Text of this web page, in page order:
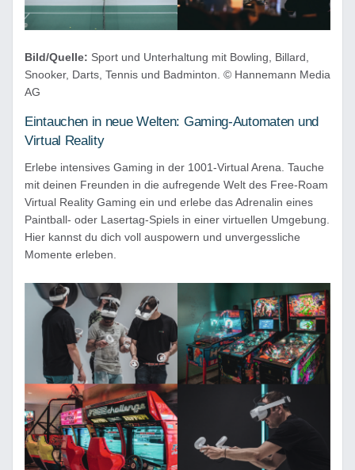
Bild/Quelle: Sport und Unterhaltung mit Bowling, Billard,
Snooker, Darts, Tennis und Badminton. © Hannemann Media
AG
Eintauchen in neue Welten: Gaming-Automaten und
Virtual Reality
Erlebe intensives Gaming in der 1001-Virtual Arena. Tauche
mit deinen Freunden in die aufregende Welt des Free-Roam
Virtual Reality Gaming ein und erlebe das Adrenalin eines
Paintball- oder Lasertag-Spiels in einer virtuellen Umgebung.
Hier kannst du dich voll auspowern und unvergessliche
Momente erleben.